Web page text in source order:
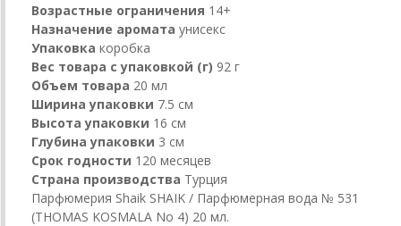
Возрастные ограничения 14+
Назначение аромата унисекс
Упаковка коробка
Вес товара с упаковкой (г) 92 г
Объем товара 20 мл
Ширина упаковки 7.5 см
Высота упаковки 16 см
Глубина упаковки 3 см
Срок годности 120 месяцев
Страна производства Турция
Парфюмерия Shaik SHAIK / Парфюмерная вода № 531
(THOMAS KOSMALA No 4) 20 мл.